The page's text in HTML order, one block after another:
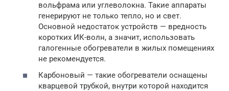
вольфрама или углеволокна. Такие аппараты
генерируют не только тепло, но и свет.
Основной недостаток устройств — вредность
коротких ИК-волн, а значит, использовать
галогенные обогреватели в жилых помещениях
не рекомендуется.
Карбоновый — такие обогреватели оснащены
кварцевой трубкой, внутри которой находится